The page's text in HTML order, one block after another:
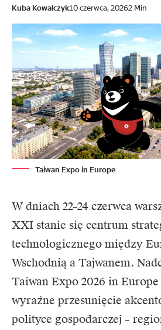
Kuba Kowalczyk10 czerwca, 20262 Min
Taiwan Expo in Europe
W dniach 22–24 czerwca
XXI stanie się centrum
technologicznego między
Wschodnią a Tajwanem.
Taiwan Expo 2026 in
wyraźne przesunięcie
polityce gospodarczej –